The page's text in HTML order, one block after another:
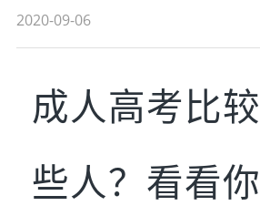
2020-09-06
成人高考比
些人？看看